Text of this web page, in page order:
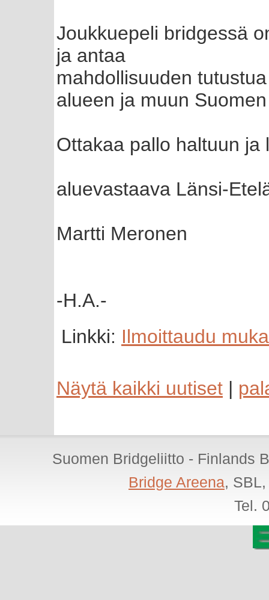
Joukkuepeli bridgessä
ja antaa
mahdollisuuden
alueen ja muun
Ottakaa pallo haltuun ja
aluevastaava Länsi-
Martti Meronen
-H.A.-
Linkki: Ilmoittaudu
Näytä kaikki uutiset |
Suomen Bridgeliitto - Finlands
Bridge Areena,
Tel.